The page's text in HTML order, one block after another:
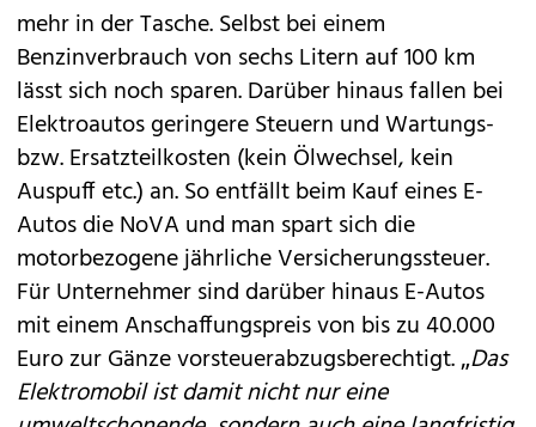
mehr in der Tasche. Selbst bei einem
Benzinverbrauch von sechs Litern auf 100 km
lässt sich noch sparen. Darüber hinaus fallen bei
Elektroautos geringere Steuern und Wartungs-
bzw. Ersatzteilkosten (kein Ölwechsel, kein
Auspuff etc.) an. So entfällt beim Kauf eines E-
Autos die NoVA und man spart sich die
motorbezogene jährliche Versicherungssteuer.
Für Unternehmer sind darüber hinaus E-Autos
mit einem Anschaffungspreis von bis zu 40.000
Euro zur Gänze vorsteuerabzugsberechtigt. „Das
Elektromobil ist damit nicht nur eine